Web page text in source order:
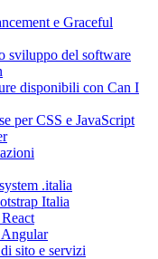
e Graceful
sviluppo del software
disponibili con Can I
per CSS e JavaScript
.italia
Italia
sito e servizi